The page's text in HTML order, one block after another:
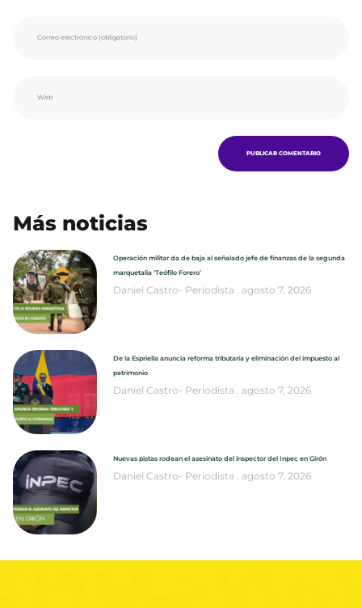
Más noticias
Operación militar da de baja al señalado jefe de finanzas de la segunda
marquetalia ‘Teófilo Forero’
Daniel Castro- Periodista agosto 7, 2026
De la Espriella anuncia reforma tributaria y eliminación del impuesto al
patrimonio
Daniel Castro- Periodista agosto 7, 2026
Nuevas pistas rodean el asesinato del inspector del Inpec en Girón
Daniel Castro- Periodista agosto 7, 2026